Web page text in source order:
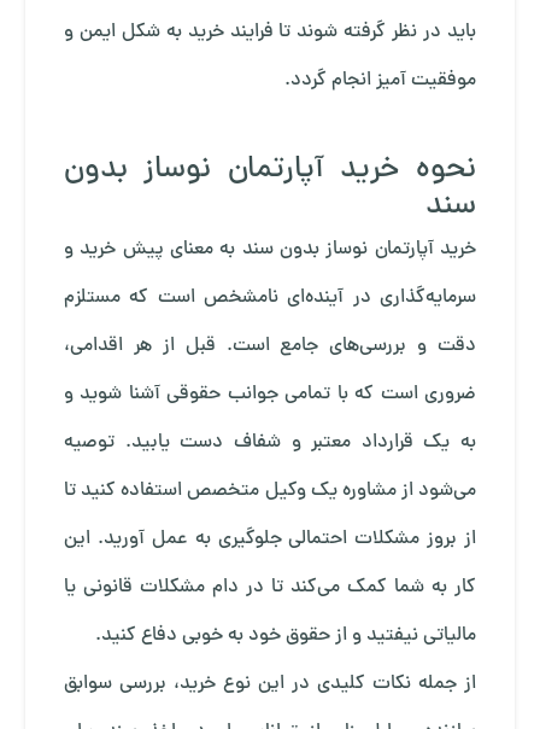
باید در نظر گرفته شوند تا فرایند خرید به شکل ایمن و
موفقیت آمیز انجام گردد.
نحوه خرید آپارتمان نوساز بدون
سند
خرید آپارتمان نوساز بدون سند به معنای پیش خرید و
سرمایه‌گذاری در آینده‌ای نامشخص است که مستلزم
دقت و بررسی‌های جامع است. قبل از هر اقدامی،
ضروری است که با تمامی جوانب حقوقی آشنا شوید و
به یک قرارداد معتبر و شفاف دست یابید. توصیه
می‌شود از مشاوره یک وکیل متخصص استفاده کنید تا
از بروز مشکلات احتمالی جلوگیری به عمل آورید. این
کار به شما کمک می‌کند تا در دام مشکلات قانونی یا
مالیاتی نیفتید و از حقوق خود به خوبی دفاع کنید.
از جمله نکات کلیدی در این نوع خرید، بررسی سوابق